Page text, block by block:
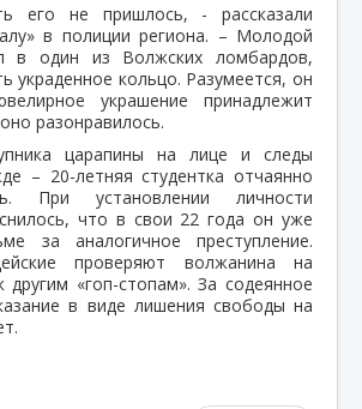
его не пришлось, - рассказали
в полиции региона. – Молодой
в один из Волжских ломбардов,
украденное кольцо. Разумеется, он
украшение принадлежит
разонравилось.
царапины на лице и следы
– 20-летняя студентка отчаянно
При установлении личности
что в свои 22 года он уже
за аналогичное преступление.
проверяют волжанина на
другим «гоп-стопам». За содеянное
в виде лишения свободы на